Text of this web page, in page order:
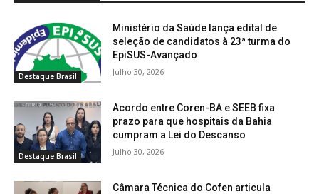
Destaque Brasil
Ministério da Saúde lança edital de
seleção de candidatos à 23ª turma do
EpiSUS-Avançado
Julho 30, 2026
Destaque Brasil
Acordo entre Coren-BA e SEEB fixa
prazo para que hospitais da Bahia
cumpram a Lei do Descanso
Julho 30, 2026
Câmara Técnica do Cofen articula